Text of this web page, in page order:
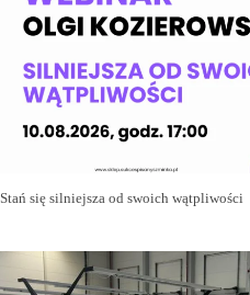
Stań się silniejsza od swoich wątpliwości